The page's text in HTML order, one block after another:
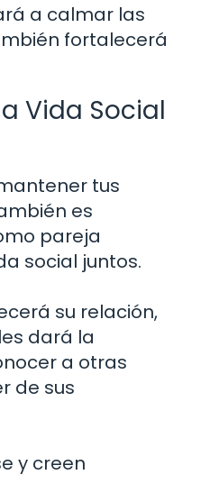
a calmar las
fortalecerá
Vida Social
tus
es
pareja
social juntos.
su relación,
dará la
a otras
de sus
y creen